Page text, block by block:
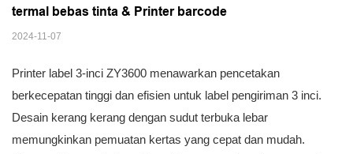
termal bebas tinta & Printer barcode
2024-11-07
Printer label 3-inci ZY3600 menawarkan pencetakan
berkecepatan tinggi dan efisien untuk label pengiriman 3 inci.
Desain kerang kerang dengan sudut terbuka lebar
memungkinkan pemuatan kertas yang cepat dan mudah.